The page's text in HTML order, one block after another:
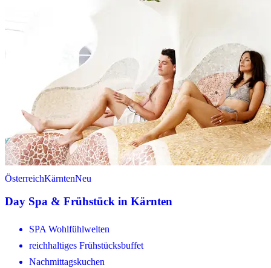
ÖsterreichKärntenNeu
Day Spa & Frühstück in Kärnten
SPA Wohlfühlwelten
reichhaltiges Frühstücksbuffet
Nachmittagskuchen